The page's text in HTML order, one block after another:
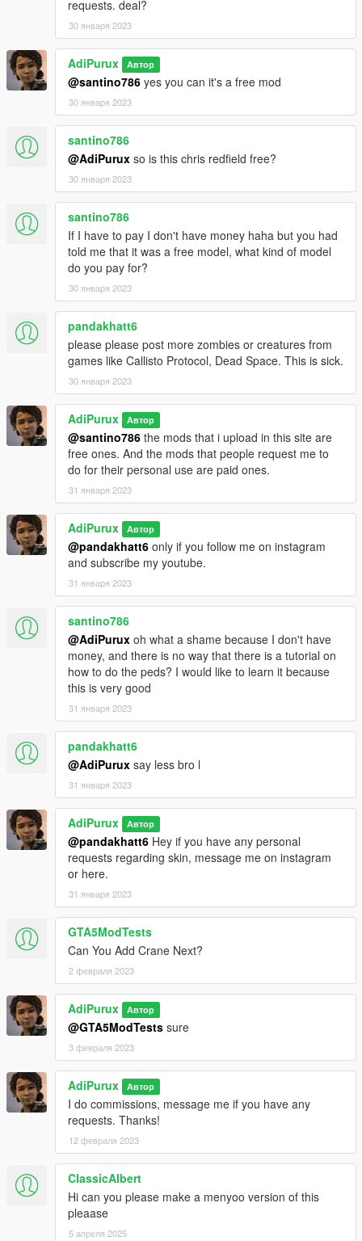
requests. deal?
30 января 2023
AdiPurux Автор
@santino786 yes you can it's a free mod
30 января 2023
santino786
@AdiPurux so is this chris redfield free?
30 января 2023
santino786
If I have to pay I don't have money haha but you had
told me that it was a free model, what kind of model
do you pay for?
30 января 2023
pandakhatt6
please please post more zombies or creatures from
games like Callisto Protocol, Dead Space. This is sick.
30 января 2023
AdiPurux Автор
@santino786 the mods that i upload in this site are
free ones. And the mods that people request me to
do for their personal use are paid ones.
31 января 2023
AdiPurux Автор
@pandakhatt6 only if you follow me on instagram
and subscribe my youtube.
31 января 2023
santino786
@AdiPurux oh what a shame because I don't have
money, and there is no way that there is a tutorial on
how to do the peds? I would like to learn it because
this is very good
31 января 2023
pandakhatt6
@AdiPurux say less bro l
31 января 2023
AdiPurux Автор
@pandakhatt6 Hey if you have any personal
requests regarding skin, message me on instagram
or here.
31 января 2023
GTA5ModTests
Can You Add Crane Next?
2 февраля 2023
AdiPurux Автор
@GTA5ModTests sure
3 февраля 2023
AdiPurux Автор
I do commissions, message me if you have any
requests. Thanks!
12 февраля 2023
ClassicAlbert
Hi can you please make a menyoo version of this
pleaase
5 апреля 2025